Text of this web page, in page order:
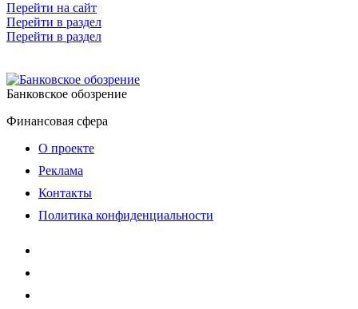
Перейти на сайт
Перейти в раздел
Перейти в раздел
Банковское обозрение
Финансовая сфера
О проекте
Реклама
Контакты
Политика конфиденциальности